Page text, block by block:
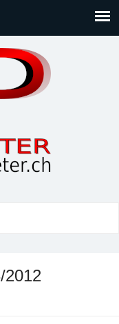
und Technik (IT)
2012